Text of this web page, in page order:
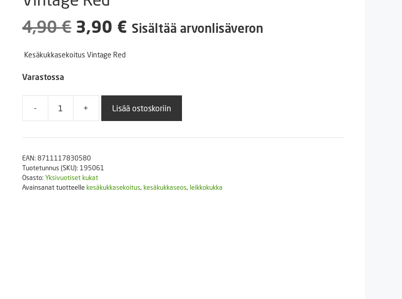
Puutarhatyökalut
Askartelutarvikkeet
4,90€ Alkuperäinen
hinta
4,90 €.
3,90 € Nykyinen
3,90 €.
Sisältää arvonlisäveron
Kesäkukkasekoitus Vintage Red
Varastossa
-
Kesäkukkasekoitus
colourful
Vintage
Red
määrä
+ Lisää ostoskoriin
EAN: 8711117830580
Tuotetunnus (SKU): 195061
Osasto: Yksivuotiset kukat
Avainsanat tuotteellekesäkukkasekoitus, kesäkukkaseos, leikkokukka